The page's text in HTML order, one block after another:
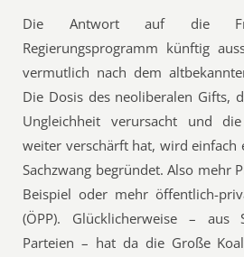
Die Antwort auf die
Regierungsprogramm künftig
vermutlich nach dem
Die Dosis des neoliberalen Gifts,
Ungleichheit verursacht und
weiter verschärft hat, wird
Sachzwang begründet. Also mehr
Beispiel oder mehr öffentlich-
(ÖPP). Glücklicherweise – aus
Parteien – hat da die Große